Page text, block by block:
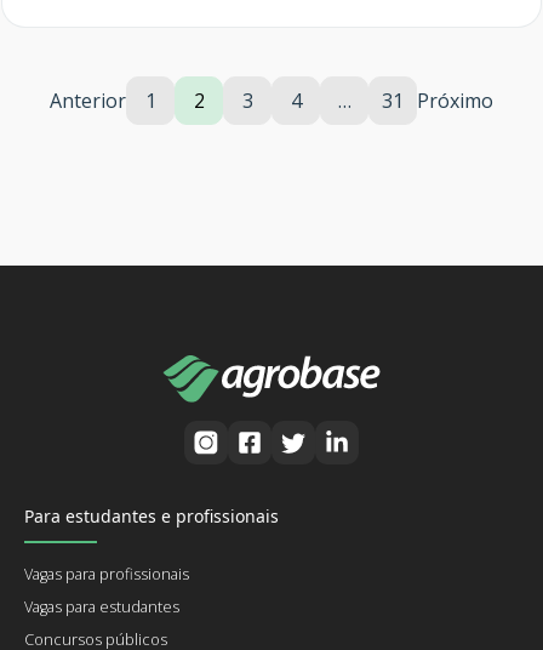
Anterior 1 2 3 4 … 31 Próximo
Para estudantes e profissionais
Vagas para profissionais
Vagas para estudantes
Concursos públicos